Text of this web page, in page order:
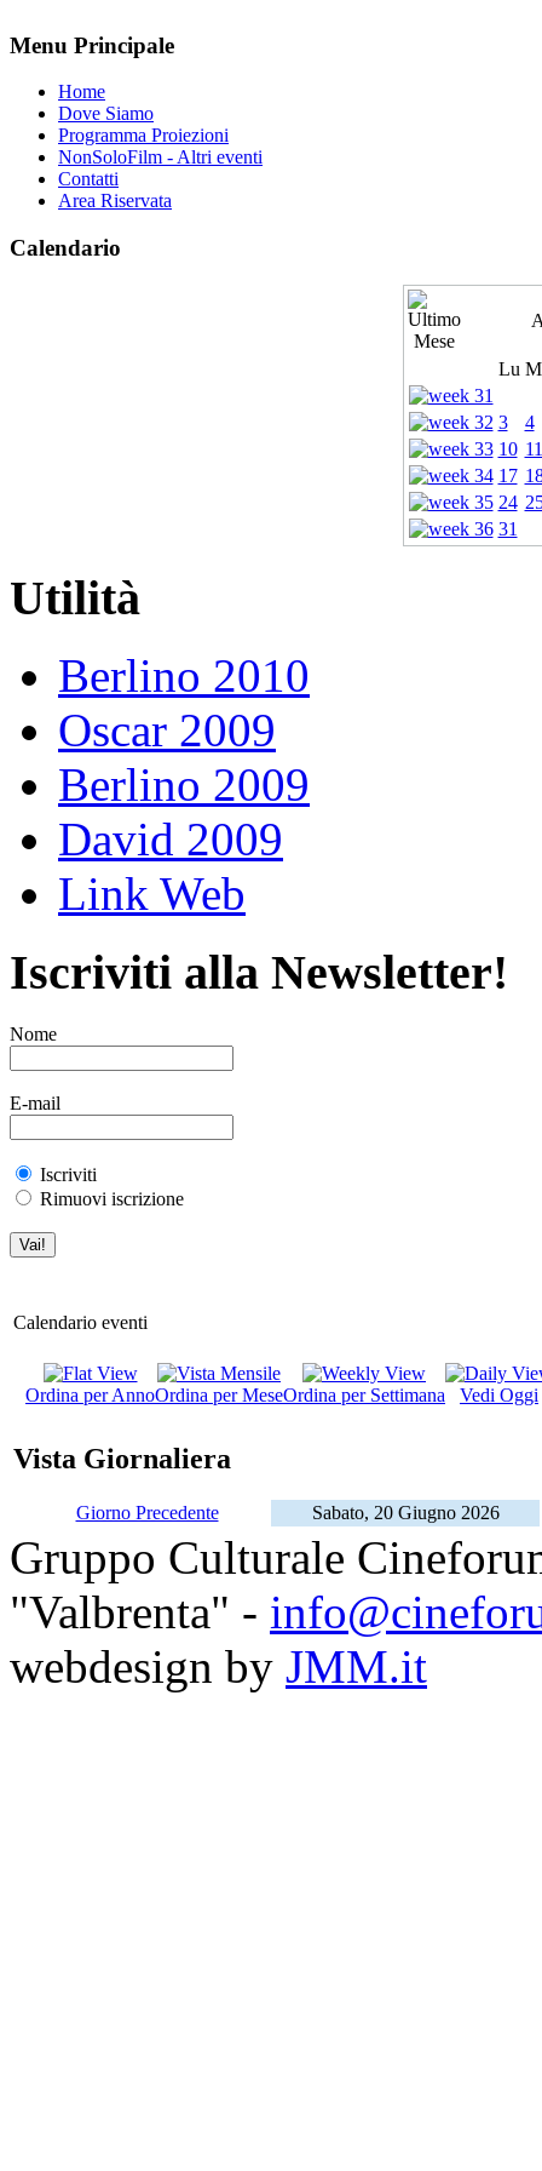
Menu Principale
Home
Dove Siamo
Programma Proiezioni
NonSoloFilm - Altri eventi
Contatti
Area Riservata
Calendario
Lu
3
4
10 11
17
24
31
Utilità
Berlino 2010
Oscar 2009
Berlino 2009
David 2009
Link Web
Iscriviti alla Newsletter!
Nome
E-mail
Iscriviti
Rimuovi iscrizione
Calendario eventi
Ordina per AnnoOrdina per MeseOrdina per Settimana Vedi Oggi
Vista Giornaliera
Giorno Precedente Sabato, 20 Giugno 2026
Gruppo Culturale
"Valbrenta" -
webdesign by JMM.it